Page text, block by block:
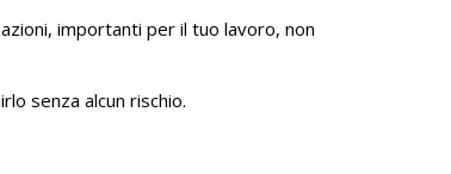
importanti per il tuo lavoro, non
senza alcun rischio.